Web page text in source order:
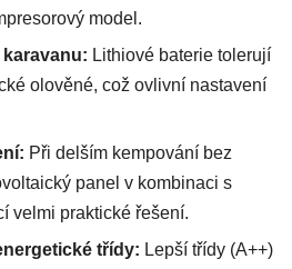
model.
Lithiové baterie tolerují
olověné, což ovlivní nastavení
Při delším kempování bez
panel v kombinaci s
velmi praktické řešení.
třídy: Lepší třídy (A++)